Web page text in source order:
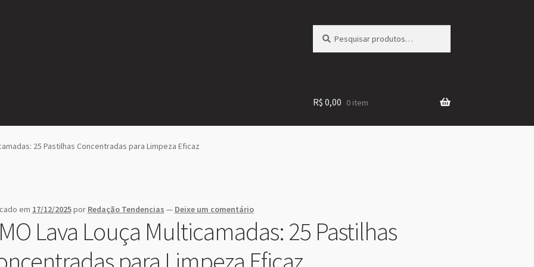
por:
R$ 0,00 0 item
25 Pastilhas Concentradas para Limpeza Eficaz
em 17/12/2025por Redação Tendencias — Deixe um comentário
Lava Louça Multicamadas: 25 Pastilhas